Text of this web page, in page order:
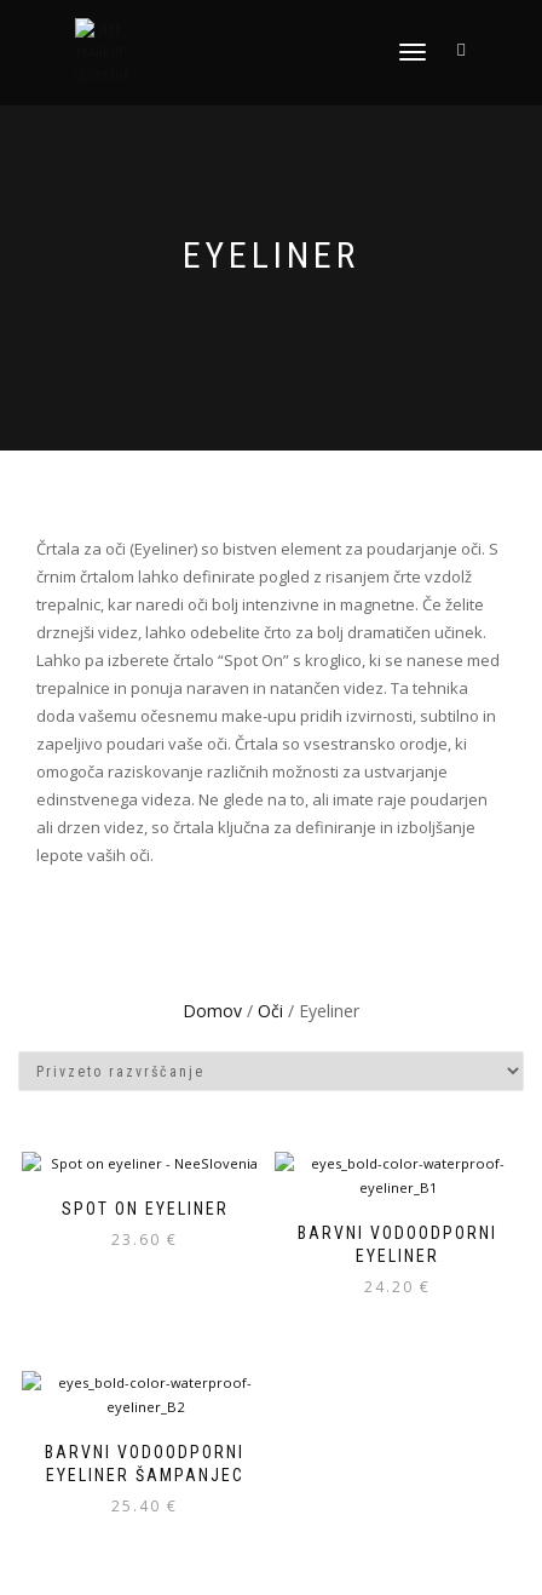
VKLOPI/IZKLOPI
EYELINER
Črtala za oči (Eyeliner) so bistven element za poudarjanje oči. S
črnim črtalom lahko definirate pogled z risanjem črte vzdolž
trepalnic, kar naredi oči bolj intenzivne in magnetne. Če želite
drznejši videz, lahko odebelite črto za bolj dramatičen učinek.
Lahko pa izberete črtalo “Spot On” s kroglico, ki se nanese med
trepalnice in ponuja naraven in natančen videz. Ta tehnika
doda vašemu očesnemu make-upu pridih izvirnosti, subtilno in
zapeljivo poudari vaše oči. Črtala so vsestransko orodje, ki
omogoča raziskovanje različnih možnosti za ustvarjanje
edinstvenega videza. Ne glede na to, ali imate raje poudarjen
ali drzen videz, so črtala ključna za definiranje in izboljšanje
lepote vaših oči.
Domov / Oči / Eyeliner
SPOT ON EYELINER
23.60 €
BARVNI VODOODPORNI
EYELINER
24.20 €
BARVNI VODOODPORNI
EYELINER ŠAMPANJEC
25.40 €